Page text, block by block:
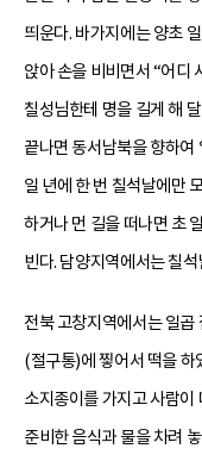
띄운다. 바가지에는 양초
앉아 손을 비비면서 “어디
칠성님한테 명을 길게 해
끝나면 동서남북을 향하여
일 년에 한 번 칠석날에만
하거나 먼 길을 떠나면 초
빈다. 담양지역에서는 칠
전북 고창지역에서는 일곱
(절구통)에 찧어서 떡을 하
소지종이를 가지고 사람
준비한 음식과 물을 차려